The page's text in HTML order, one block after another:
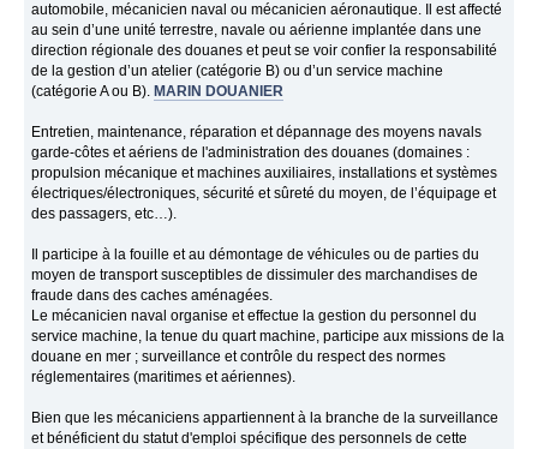
automobile, mécanicien naval ou mécanicien aéronautique. Il est affecté
au sein d’une unité terrestre, navale ou aérienne implantée dans une
direction régionale des douanes et peut se voir confier la responsabilité
de la gestion d’un atelier (catégorie B) ou d’un service machine
(catégorie A ou B). MARIN DOUANIER
Entretien, maintenance, réparation et dépannage des moyens navals
garde-côtes et aériens de l'administration des douanes (domaines :
propulsion mécanique et machines auxiliaires, installations et systèmes
électriques/électroniques, sécurité et sûreté du moyen, de l’équipage et
des passagers, etc…).
Il participe à la fouille et au démontage de véhicules ou de parties du
moyen de transport susceptibles de dissimuler des marchandises de
fraude dans des caches aménagées.
Le mécanicien naval organise et effectue la gestion du personnel du
service machine, la tenue du quart machine, participe aux missions de la
douane en mer ; surveillance et contrôle du respect des normes
réglementaires (maritimes et aériennes).
Bien que les mécaniciens appartiennent à la branche de la surveillance
et bénéficient du statut d'emploi spécifique des personnels de cette